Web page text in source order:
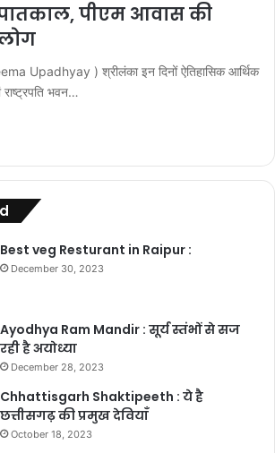
पीएम आवास की
Upadhyay ) श्रीलंका इन दिनों ऐतिहासिक आर्थिक
भवन…
Best veg Resturant in Raipur :
December 30, 2023
Ayodhya Ram Mandir : सूर्य स्तंभों से सज
रही है अयोध्या
December 28, 2023
Chhattisgarh Shaktipeeth : ये है
छत्तीसगढ़ की प्रमुख देवियाँ
October 18, 2023